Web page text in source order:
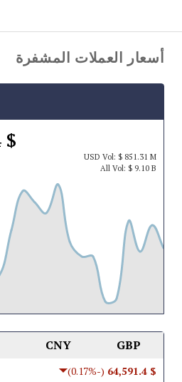
أسعار العملات المشفرة
$ 64,600.4
USDVol: $ 851.31 M
All Vol: $ 9.10 B
CNY GBP
$ 64,591.4
(-0.17%)